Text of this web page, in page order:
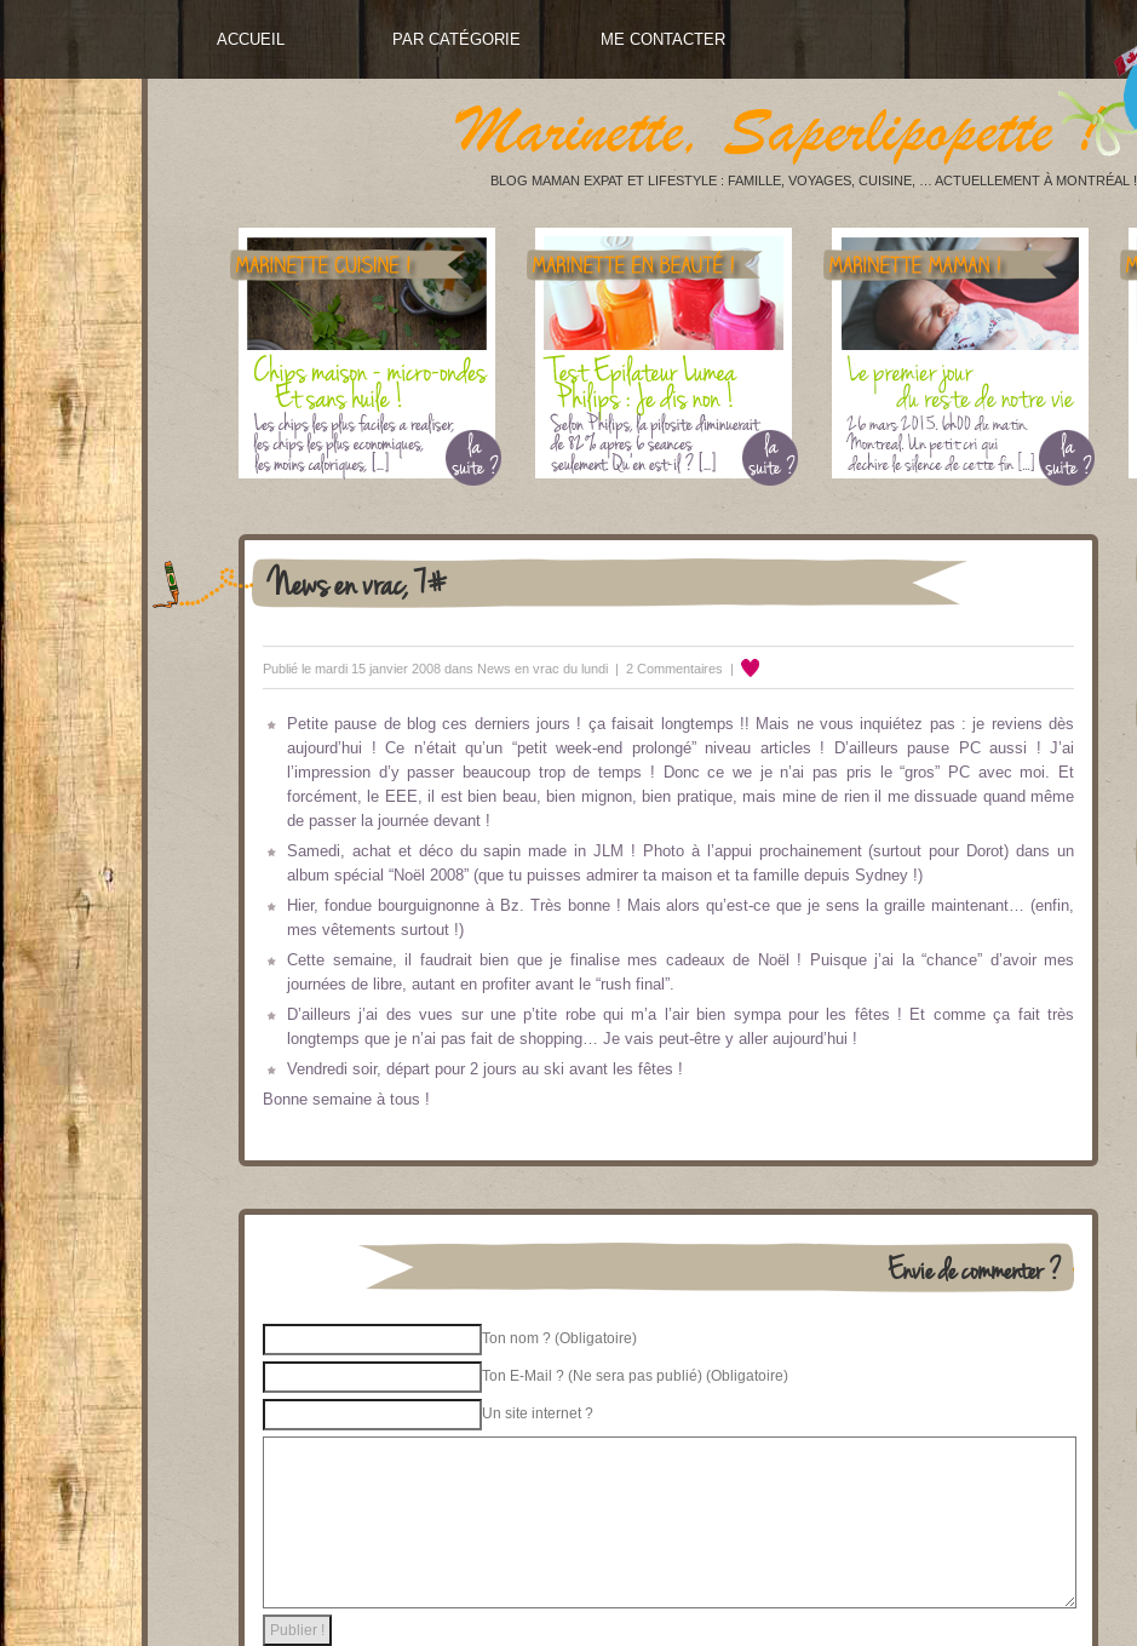
ACCUEIL PAR CATÉGORIE ME CONTACTER
BLOG MAMAN EXPAT ET LIFESTYLE : FAMILLE, VOYAGES, CUISINE, … ACTUELLEMENT À MONTRÉAL !
News en vrac, 7#
Publié le mardi 15 janvier 2008 dans News en vrac du lundi | 2 Commentaires |
Petite pause de blog ces derniers jours ! ça faisait longtemps !! Mais ne vous inquiétez pas : je reviens dès
aujourd’hui ! Ce n’était qu’un “petit week-end prolongé” niveau articles ! D’ailleurs pause PC aussi ! J’ai
l’impression d’y passer beaucoup trop de temps ! Donc ce we je n’ai pas pris le “gros” PC avec moi. Et
forcément, le EEE, il est bien beau, bien mignon, bien pratique, mais mine de rien il me dissuade quand même
de passer la journée devant !
Samedi, achat et déco du sapin made in JLM ! Photo à l’appui prochainement (surtout pour Dorot) dans un
album spécial “Noël 2008” (que tu puisses admirer ta maison et ta famille depuis Sydney !)
Hier, fondue bourguignonne à Bz. Très bonne ! Mais alors qu’est-ce que je sens la graille maintenant… (enfin,
mes vêtements surtout !)
Cette semaine, il faudrait bien que je finalise mes cadeaux de Noël ! Puisque j’ai la “chance” d’avoir mes
journées de libre, autant en profiter avant le “rush final”.
D’ailleurs j’ai des vues sur une p’tite robe qui m’a l’air bien sympa pour les fêtes ! Et comme ça fait très
longtemps que je n’ai pas fait de shopping… Je vais peut-être y aller aujourd’hui !
Vendredi soir, départ pour 2 jours au ski avant les fêtes !
Bonne semaine à tous !
Envie de commenter ?
Ton nom ? (Obligatoire)
Ton E-Mail ? (Ne sera pas publié) (Obligatoire)
Un site internet ?